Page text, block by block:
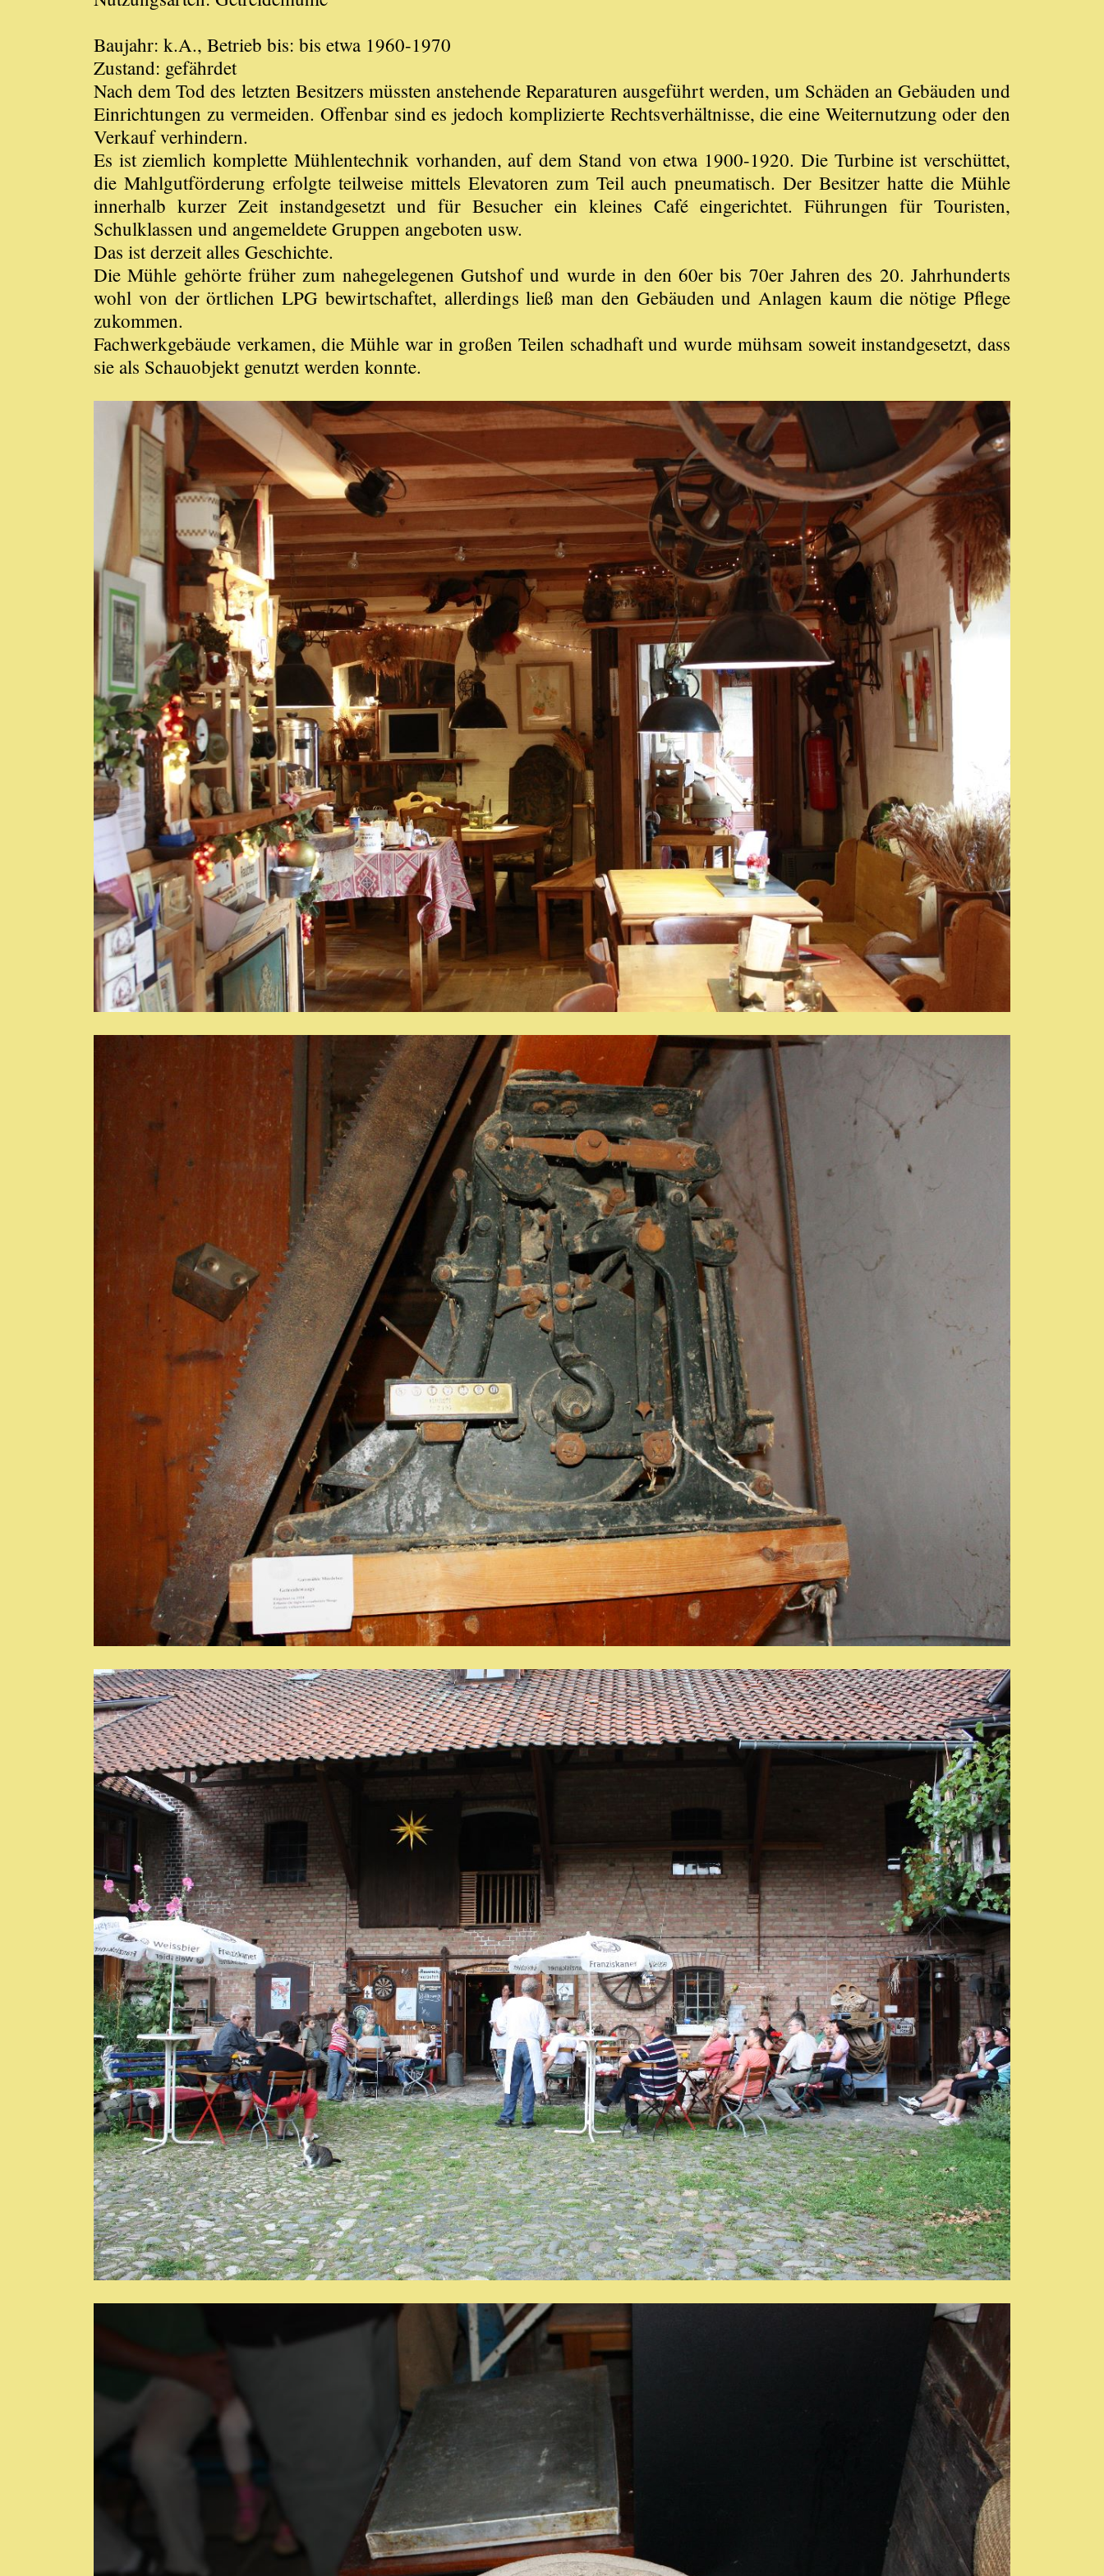
Baujahr: k.A., Betrieb bis: bis etwa 1960-1970
Zustand: gefährdet
Nach dem Tod des letzten Besitzers müssten anstehende Reparaturen ausgeführt werden, um Schäden an Gebäuden und
Einrichtungen zu vermeiden. Offenbar sind es jedoch komplizierte Rechtsverhältnisse, die eine Weiternutzung oder den
Verkauf verhindern.
Es ist ziemlich komplette Mühlentechnik vorhanden, auf dem Stand von etwa 1900-1920. Die Turbine ist verschüttet,
die Mahlgutförderung erfolgte teilweise mittels Elevatoren zum Teil auch pneumatisch. Der Besitzer hatte die Mühle
innerhalb kurzer Zeit instandgesetzt und für Besucher ein kleines Café eingerichtet. Führungen für Touristen,
Schulklassen und angemeldete Gruppen angeboten usw.
Das ist derzeit alles Geschichte.
Die Mühle gehörte früher zum nahegelegenen Gutshof und wurde in den 60er bis 70er Jahren des 20. Jahrhunderts
wohl von der örtlichen LPG bewirtschaftet, allerdings ließ man den Gebäuden und Anlagen kaum die nötige Pflege
zukommen.
Fachwerkgebäude verkamen, die Mühle war in großen Teilen schadhaft und wurde mühsam soweit instandgesetzt, dass
sie als Schauobjekt genutzt werden konnte.